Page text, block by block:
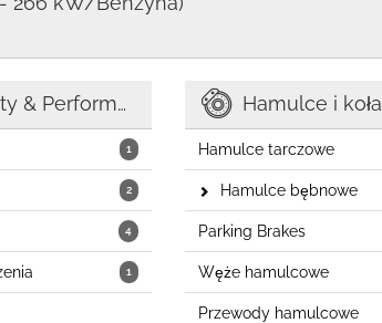
Performance
1
2
4
1
Hamulce i koła
Hamulce tarczowe
Hamulce bębnowe
Parking Brakes
Węże hamulcowe
Przewody hamulcowe